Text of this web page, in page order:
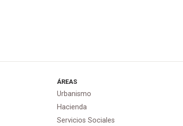
ÁREAS
Urbanismo
Hacienda
Servicios Sociales